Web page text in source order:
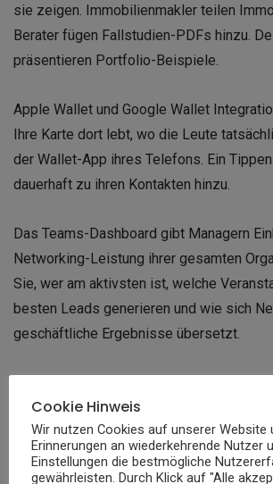
sie zeigen. Immobilienmakler teilen
Berater fügen Fallstudien-PDFs hinzu.
präsentieren Portfolio-Beispiele.
Apple Wallet und Google Wallet
Ihre Karte dort lebt, wo die Leute
der Wallet-App ihres Telefons. Ein
dauerhaft zu ihren Kontakten hinzu.
Das Teams-Dashboard gibt Managern
Networking-Leistung ihrer gesamten
Sie, wer am aktivsten ist, welche
besten Leads generieren und wie sich
geschäftliche Ergebnisse übersetzt.
wie HubSpot, Salesforce und Pipedrive.
fließen direkt in Ihre Vertriebspipeline mit
Engagement-Verlauf.
Cookie Hinweis
Wir nutzen Cookies auf unserer Website
Erinnerungen an wiederkehrende Nutzer
Einstellungen die bestmögliche
gewährleisten. Durch Klick auf "Alle